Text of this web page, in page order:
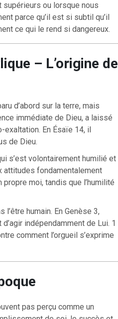
supérieurs ou lorsque nous
parce qu’il est si subtil qu’il
ce qui le rend si dangereux.
– L’origine de
d’abord sur la terre, mais
immédiate de Dieu, a laissé
En Ésaïe 14, il
de Dieu.
s’est volontairement humilié et
attitudes fondamentalement
moi, tandis que l’humilité
humain. En Genèse 3,
indépendamment de Lui. 1
comment l’orgueil s’exprime
pas perçu comme un